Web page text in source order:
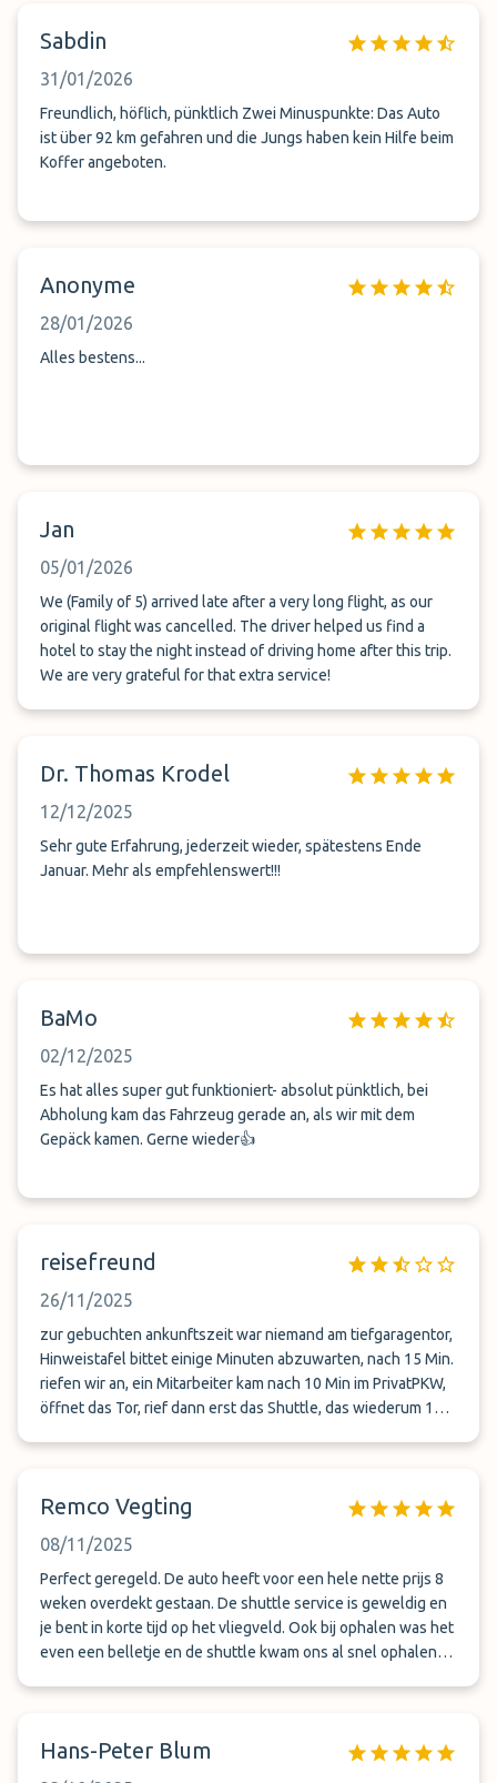
Sabdin
31/01/2026
Freundlich, höflich, pünktlich Zwei Minuspunkte: Das Auto
ist über 92 km gefahren und die Jungs haben kein Hilfe beim
Koffer angeboten.
Anonyme
28/01/2026
Alles bestens...
Jan
05/01/2026
We (Family of 5) arrived late after a very long flight, as our
original flight was cancelled. The driver helped us find a
hotel to stay the night instead of driving home after this trip.
We are very grateful for that extra service!
Dr. Thomas Krodel
12/12/2025
Sehr gute Erfahrung, jederzeit wieder, spätestens Ende
Januar. Mehr als empfehlenswert!!!
BaMo
02/12/2025
Es hat alles super gut funktioniert- absolut pünktlich, bei
Abholung kam das Fahrzeug gerade an, als wir mit dem
Gepäck kamen. Gerne wieder👍
reisefreund
26/11/2025
zur gebuchten ankunftszeit war niemand am tiefgaragentor,
Hinweistafel bittet einige Minuten abzuwarten, nach 15 Min.
riefen wir an, ein Mitarbeiter kam nach 10 Min im PrivatPKW,
öffnet das Tor, rief dann erst das Shuttle, das wiederum 10
Remco Vegting
08/11/2025
Perfect geregeld. De auto heeft voor een hele nette prijs 8
weken overdekt gestaan. De shuttle service is geweldig en
je bent in korte tijd op het vliegveld. Ook bij ophalen was het
even een belletje en de shuttle kwam ons al snel ophalen
voor een hele nette prijs!
Hans-Peter Blum